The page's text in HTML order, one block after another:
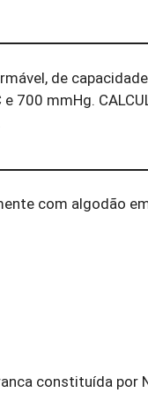
de
e 700 mmHg.
com algodão
constituída por